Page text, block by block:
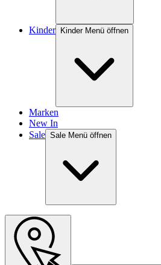
Kinder Kinder Menü öffnen
Marken
New In
Sale Sale Menü öffnen